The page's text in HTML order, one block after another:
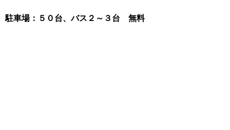
駐車場：５０台、バス２～３台 無料